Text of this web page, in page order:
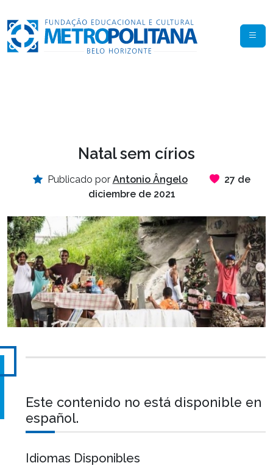
Natal sem círios
Publicado por Antonio Ângelo
27 de
diciembre de 2021
Este contenido no está disponible en
español.
Idiomas Disponibles